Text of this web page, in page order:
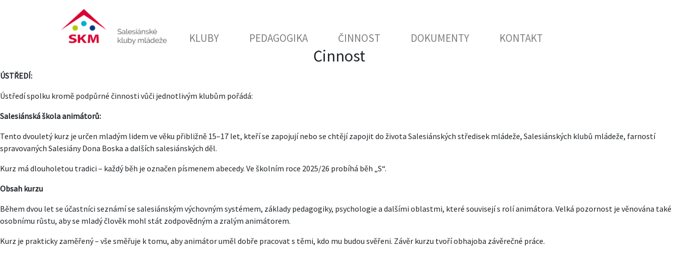
KLUBY PEDAGOGIKA ČINNOST DOKUMENTY KONTAKT
Činnost
ÚSTŘEDÍ:
Ústředí spolku kromě podpůrné činnosti vůči jednotlivým klubům pořádá:
Salesiánská škola animátorů:
Tento dvouletý kurz je určen mladým lidem ve věku přibližně 15–17 let, kteří se zapojují nebo se chtějí zapojit do života Salesiánských středisek mládeže, Salesiánských klubů mládeže, farností
spravovaných Salesiány Dona Boska a dalších salesiánských děl.
Kurz má dlouholetou tradici – každý běh je označen písmenem abecedy. Ve školním roce 2025/26 probíhá běh „S“.
Obsah kurzu
Během dvou let se účastníci seznámí se salesiánským výchovným systémem, základy pedagogiky, psychologie a dalšími oblastmi, které souvisejí s rolí animátora. Velká pozornost je věnována také
osobnímu růstu, aby se mladý člověk mohl stát zodpovědným a zralým animátorem.
Kurz je prakticky zaměřený – vše směřuje k tomu, aby animátor uměl dobře pracovat s těmi, kdo mu budou svěřeni. Závěr kurzu tvoří obhajoba závěrečné práce.